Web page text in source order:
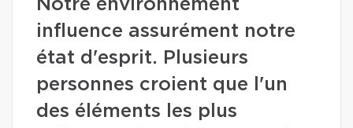
Notre environnement
influence assurément notre
état d'esprit. Plusieurs
personnes croient que l'un
des éléments les plus